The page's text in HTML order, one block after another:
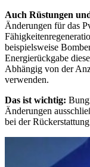
Auch Rüstungen
Änderungen für das
beispielsweise
Energierückgabe
Abhängig von der
verwenden.
Das ist wichtig:
Änderungen
bei der